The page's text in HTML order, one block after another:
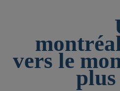
vers le
plus